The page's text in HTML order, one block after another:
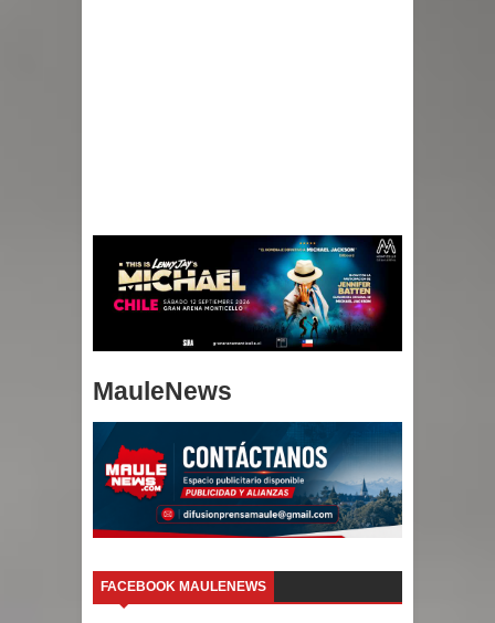
MauleNews
FACEBOOK MAULENEWS